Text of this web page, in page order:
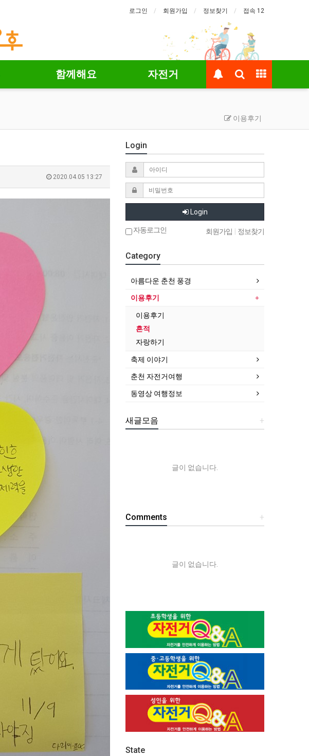
로그인 회원가입 정보찾기 접속 12
함께해요 자전거
이용후기
2020.04.05 13:27
Login
Login
자동로그인 회원가입 정보찾기
Category
아름다운 춘천 풍경
이용후기
이용후기
흔적
자랑하기
축제 이야기
춘천 자전거여행
동영상 여행정보
+
새글모음
글이 없습니다.
+
Comments
글이 없습니다.
State